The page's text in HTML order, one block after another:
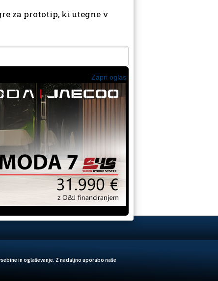
in oglaševanje. Z nadaljno uporabo naše
za prototip, ki utegne v
Zapri oglas